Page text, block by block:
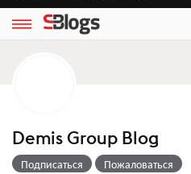
Demis Group Blog
Подписаться Пожаловаться